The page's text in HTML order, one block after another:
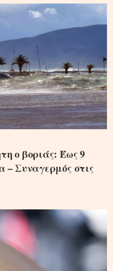
ο βοριάς: Έως 9
– Συναγερμός στις